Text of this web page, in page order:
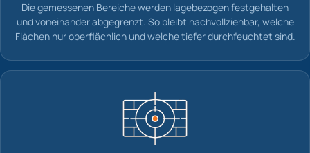
Die gemessenen Bereiche werden lagebezogen festgehalten
und voneinander abgegrenzt. So bleibt nachvollziehbar, welche
Flächen nur oberflächlich und welche tiefer durchfeuchtet sind.